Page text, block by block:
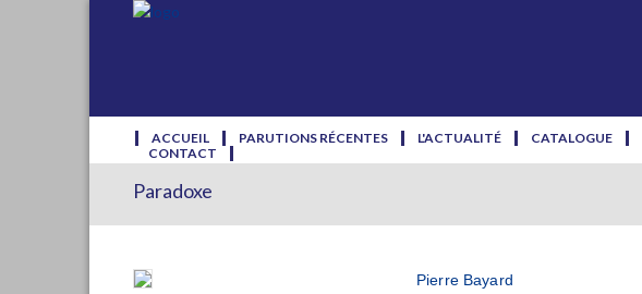
ACCUEIL PARUTIONS RÉCENTES L'ACTUALITÉ CATALOGUE
CONTACT
Paradoxe
Pierre Bayard